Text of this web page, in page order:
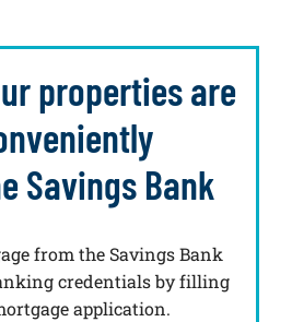
properties are
Savings Bank
from the Savings Bank
credentials by filling
application.